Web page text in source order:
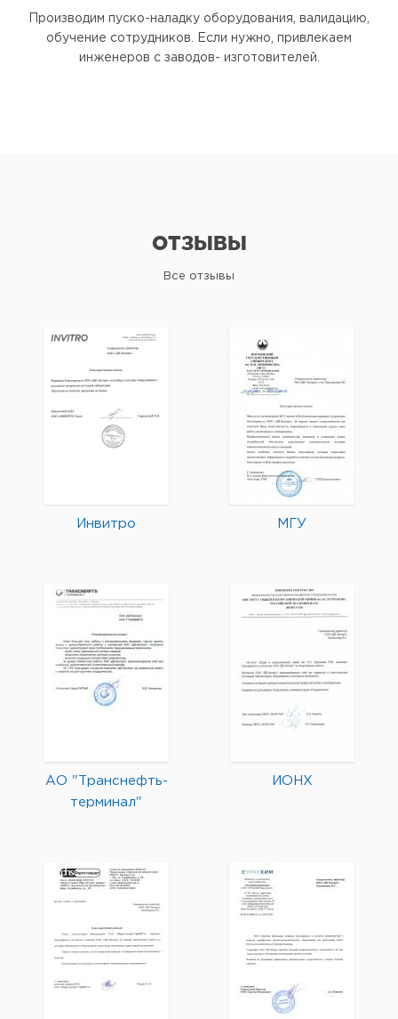
Производим пуско-наладку оборудования, валидацию,
обучение сотрудников. Если нужно, привлекаем
инженеров с заводов- изготовителей.
ОТЗЫВЫ
Все отзывы
Инвитро МГУ
АО "Транснефть-
терминал"
ИОНХ